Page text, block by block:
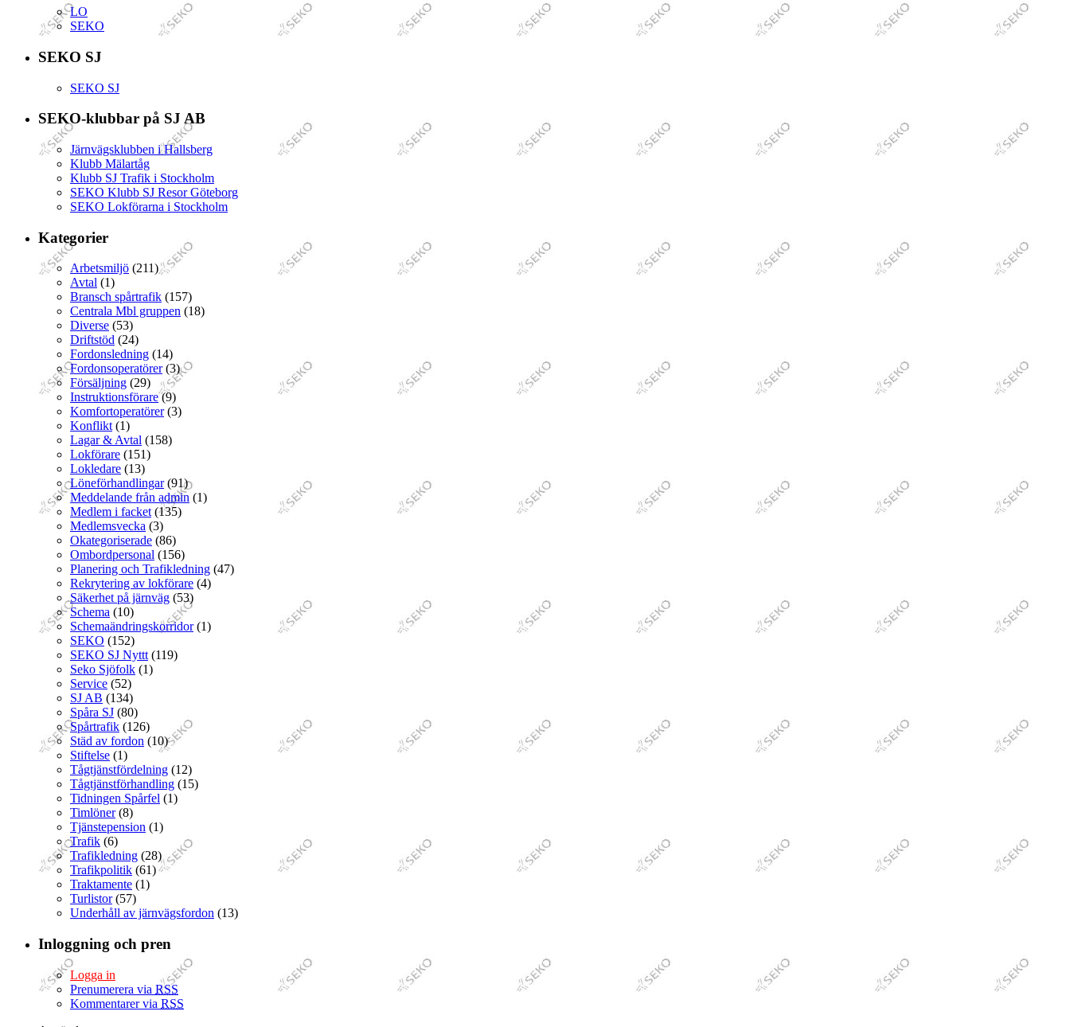
LO
SEKO
SEKO SJ
SEKO SJ
SEKO-klubbar på SJ AB
Järnvägsklubben i Hallsberg
Klubb Mälartåg
Klubb SJ Trafik i Stockholm
SEKO Klubb SJ Resor Göteborg
SEKO Lokförarna i Stockholm
Kategorier
Arbetsmiljö (211)
Avtal (1)
Bransch spårtrafik (157)
Centrala Mbl gruppen (18)
Diverse (53)
Driftstöd (24)
Fordonsledning (14)
Fordonsoperatörer(3)
Försäljning (29)
Instruktionsförare(9)
Komfortoperatörer(3)
Konflikt(1)
Lagar & Avtal (158)
Lokförare (151)
Lokledare (13)
Löneförhandlingar(91)
Meddelande från admin (1)
Medlem i facket(135)
Medlemsvecka (3)
Okategoriserade (86)
Ombordpersonal (156)
Planering och Trafikledning (47)
Rekrytering av lokförare (4)
Säkerhet på järnväg (53)
Schema (10)
Schemaändringskorridor(1)
SEKO (152)
SEKO SJ Nyttt(119)
Seko Sjöfolk (1)
Service (52)
SJ AB (134)
Spåra SJ (80)
Spårtrafik (126)
Städ av fordon (10)
Stiftelse (1)
Tågtjänstfördelning (12)
Tågtjänstförhandling (15)
Tidningen Spårfel (1)
Timlöner(8)
Tjänstepension (1)
Trafik (6)
Trafikledning (28)
Trafikpolitik (61)
Traktamente (1)
Turlistor(57)
Underhåll av järnvägsfordon (13)
Inloggning och pren
Logga in
Prenumerera via RSS
Kommentarer via RSS